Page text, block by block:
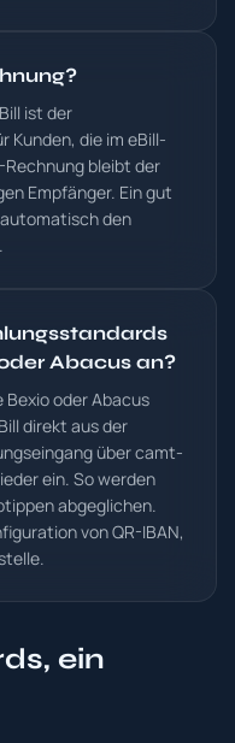
ist der
Kunden, die im eBill-
bleibt der
Empfänger. Ein gut
den
Abacus an?
oder Abacus
direkt aus der
über camt-
ein. So werden
abgeglichen.
von QR-IBAN,
ein